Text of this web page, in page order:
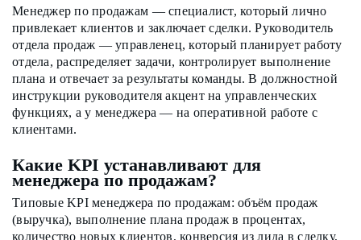
Менеджер по продажам — специалист, который лично
привлекает клиентов и заключает сделки. Руководитель
отдела продаж — управленец, который планирует работу
отдела, распределяет задачи, контролирует выполнение
плана и отвечает за результаты команды. В должностной
инструкции руководителя акцент на управленческих
функциях, а у менеджера — на оперативной работе с
клиентами.
Какие KPI устанавливают для
менеджера по продажам?
Типовые KPI менеджера по продажам: объём продаж
(выручка), выполнение плана продаж в процентах,
количество новых клиентов, конверсия из лида в сделку,